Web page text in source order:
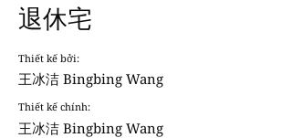
退休宅
Thiết kế bởi:
王冰洁 Bingbing Wang
Thiết kế chính:
王冰洁 Bingbing Wang